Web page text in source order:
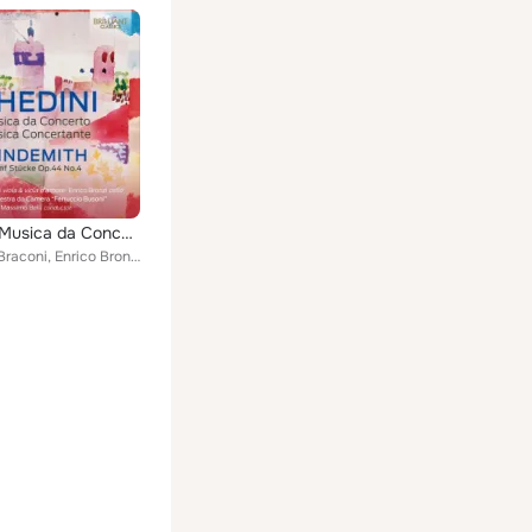
Ghedini: Musica da Concerto, Musica Concertante, Hindemith: Fünf Stücke, Op. 44 No.4
Simonide Braconi, Enrico Bronzi, Massimo Belli, Nuova Orchestra da Camera "Ferruccio Busoni"